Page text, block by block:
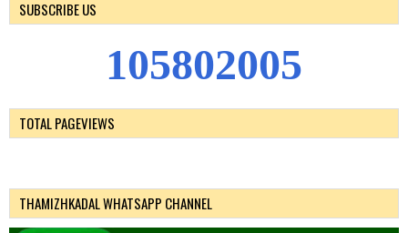
SUBSCRIBE US
105802005
TOTAL PAGEVIEWS
THAMIZHKADAL WHATSAPP CHANNEL